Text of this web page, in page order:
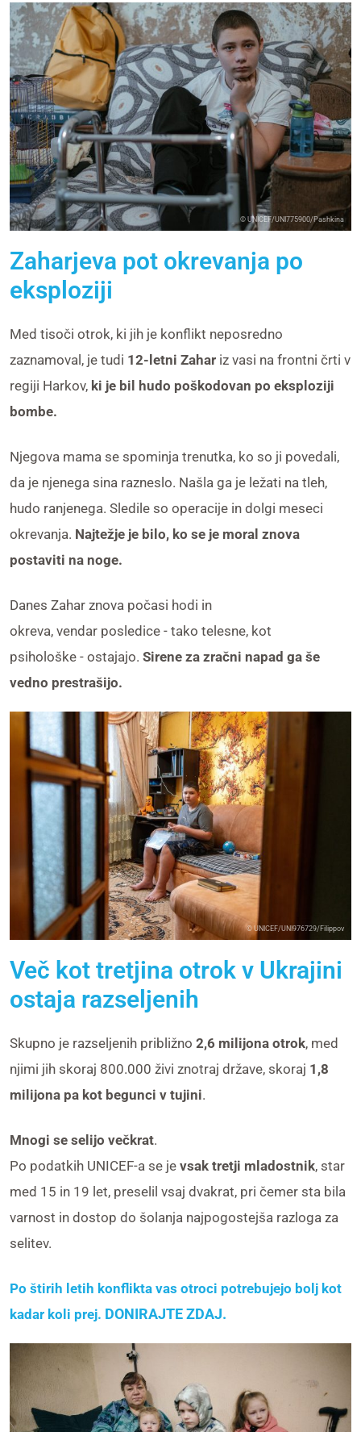
© UNICEF/UNI775900/Pashkina
Zaharjeva pot okrevanja po
eksploziji
Med tisoči otrok, ki jih je konflikt neposredno
zaznamoval, je tudi 12-letni Zahar iz vasi na frontni črti v
regiji Harkov, ki je bil hudo poškodovan po eksploziji
bombe.
Njegova mama se spominja trenutka, ko so ji povedali,
da je njenega sina razneslo. Našla ga je ležati na tleh,
hudo ranjenega. Sledile so operacije in dolgi meseci
okrevanja. Najtežje je bilo, ko se je moral znova
postaviti na noge.
Danes Zahar znova počasi hodi in
okreva, vendar posledice - tako telesne, kot
psihološke - ostajajo. Sirene za zračni napad ga še
vedno prestrašijo.
© UNICEF/UNI976729/Filippov
Več kot tretjina otrok v Ukrajini
ostaja razseljenih
Skupno je razseljenih približno 2,6 milijona otrok, med
njimi jih skoraj 800.000 živi znotraj države, skoraj 1,8
milijona pa kot begunci v tujini.
Mnogi se selijo večkrat.
Po podatkih UNICEF-a se je vsak tretji mladostnik, star
med 15 in 19 let, preselil vsaj dvakrat, pri čemer sta bila
varnost in dostop do šolanja najpogostejša razloga za
selitev.
Po štirih letih konflikta vas otroci potrebujejo bolj kot
kadar koli prej. DONIRAJTE ZDAJ.